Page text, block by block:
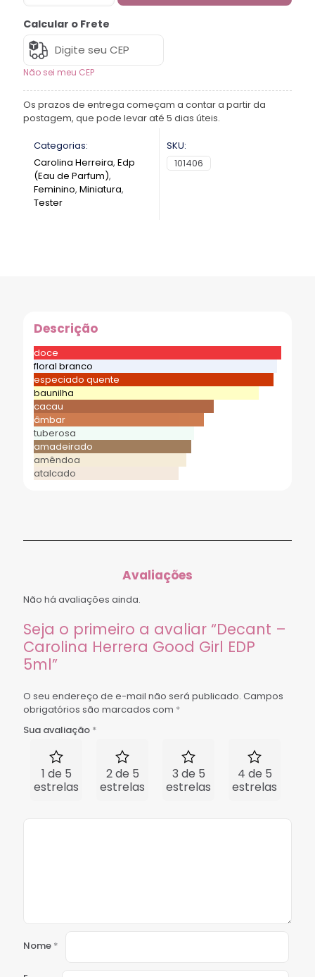
Calcular o Frete
Não sei meu CEP
Os prazos de entrega começam a contar a partir da
postagem, que pode levar até 5 dias úteis.
Categorias:
Carolina Herreira, Edp
(Eau de Parfum),
Feminino, Miniatura,
Tester
SKU:
101406
Descrição
doce
floral branco
especiado quente
baunilha
cacau
âmbar
tuberosa
amadeirado
amêndoa
atalcado
Avaliações
Não há avaliações ainda.
Seja o primeiro a avaliar “Decant –
Carolina Herrera Good Girl EDP
5ml”
O seu endereço de e-mail não será publicado. Campos
obrigatórios são marcados com *
Sua avaliação *
1 de 5
estrelas
2 de 5
estrelas
3 de 5
estrelas
4 de 5
estrelas
Nome *